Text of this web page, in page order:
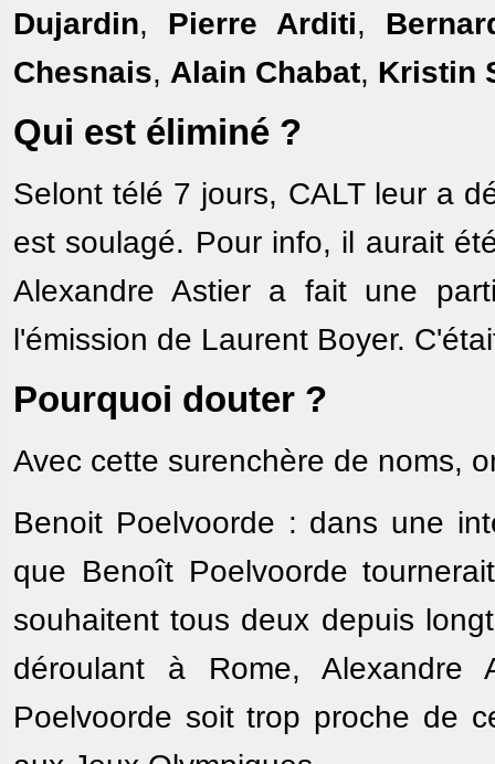
Dujardin, Pierre Arditi,
Chesnais, Alain Chabat, Kristin
Qui est éliminé ?
Selont télé 7 jours, CALT leur a
est soulagé. Pour info, il aurait
Alexandre Astier a fait une
l'émission de Laurent Boyer.
Pourquoi douter ?
Avec cette surenchère de noms,
Benoit Poelvoorde : dans une
que Benoît Poelvoorde
souhaitent tous deux depuis
déroulant à Rome,
Poelvoorde soit trop proche de